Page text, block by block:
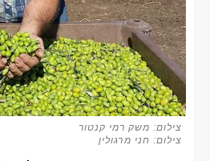
צילום: משק רמי קנטור
צילום: חני מרגולין